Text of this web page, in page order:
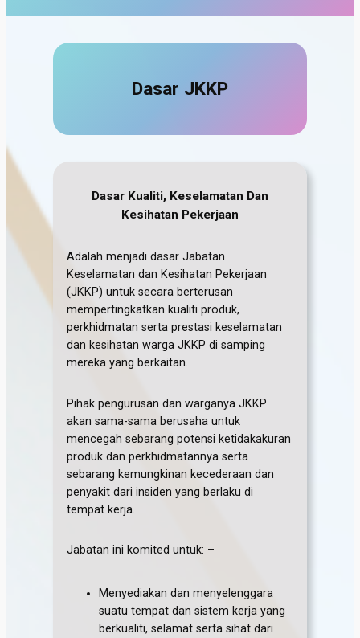
Dasar JKKP
Dasar Kualiti, Keselamatan Dan
Kesihatan Pekerjaan
Adalah menjadi dasar Jabatan
Keselamatan dan Kesihatan Pekerjaan
(JKKP) untuk secara berterusan
mempertingkatkan kualiti produk,
perkhidmatan serta prestasi keselamatan
dan kesihatan warga JKKP di samping
mereka yang berkaitan.
Pihak pengurusan dan warganya JKKP
akan sama-sama berusaha untuk
mencegah sebarang potensi ketidakakuran
produk dan perkhidmatannya serta
sebarang kemungkinan kecederaan dan
penyakit dari insiden yang berlaku di
tempat kerja.
Jabatan ini komited untuk: –
Menyediakan dan menyelenggara
suatu tempat dan sistem kerja yang
berkualiti, selamat serta sihat dari